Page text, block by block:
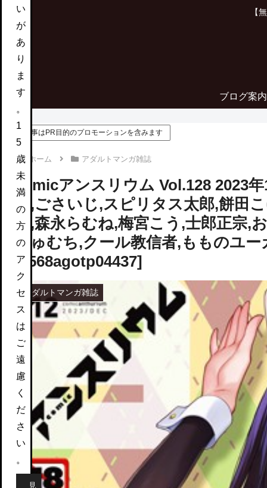
い
が
あ
り
ま
す
。
1
5
歳
未
満
の
方
の
ア
ク
セ
ス
は
ご
遠
慮
く
だ
さ
い
。
見
【
ブログ案内
この記事はPR目的のプロモーションを含みます
ホーム アダルトマンガ雑誌
comicアンスリウム Vol.128 2023
ぐ,ごさいじ,スピリタス太郎,餅田
む,森永らむね,梅宮こう,士郎正宗,
ちゅむち,クール教信者,もものユ
[k568agotp04437]
アダルトマンガ雑誌